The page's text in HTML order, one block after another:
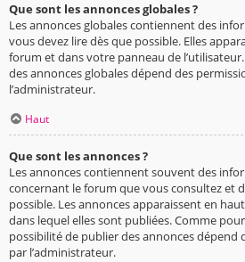
Que sont les annonces globales ?
Les annonces globales contiennent des
vous devez lire dès que possible. Elles
forum et dans votre panneau de
des annonces globales dépend des
l’administrateur.
Haut
Que sont les annonces ?
Les annonces contiennent souvent des
concernant le forum que vous consultez et
possible. Les annonces apparaissent en
dans lequel elles sont publiées. Comme
possibilité de publier des annonces dépend
par l’administrateur.